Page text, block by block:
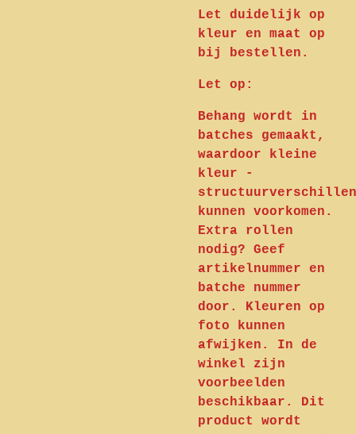
Let duidelijk op
kleur en maat op
bij bestellen.
Let op:
Behang wordt in
batches gemaakt,
waardoor kleine
kleur -
structuurverschillen
kunnen voorkomen.
Extra rollen
nodig? Geef
artikelnummer en
batche nummer
door. Kleuren op
foto kunnen
afwijken. In de
winkel zijn
voorbeelden
beschikbaar. Dit
product wordt